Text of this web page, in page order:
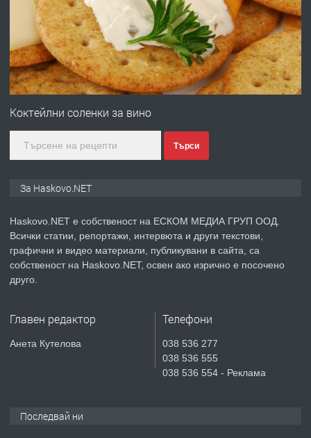
преди 2 дни
ПРЕДЛАГА
№4120 Магазин/Офис под наем в кв.
градската градина!
преди 3 дни
ПРЕДЛАГА
Продавам парцел в гр. Хасково кв.
СГЛОБЯВАНЕ НА МЕБЕЛИ.
Коктейлни соленки за вино
Търси
За Haskovo.NET
Haskovo.NET е собственост на ЕСКОМ МЕДИА ГРУП ООД.
Всички статии, репортажи, интервюта и други текстови,
графични и видео материали, публикувани в сайта, са
собственост на Haskovo.NET, освен ако изрично е посочено
друго.
Главен редактор
Анета Кутелова
Телефони
038 536 277
038 536 555
038 536 554 - Реклама
Последвай ни